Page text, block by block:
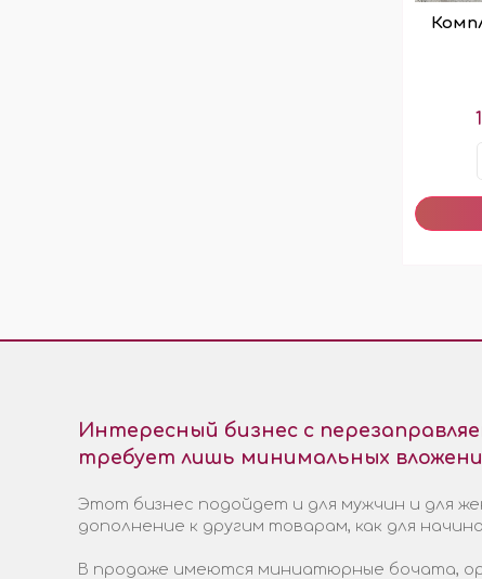
Интересный бизнес с
требует лишь минимальных
Этот бизнес подойдет и для мужчин и для
дополнение к другим товарам, как для
В продаже имеются миниатюрные бочата,